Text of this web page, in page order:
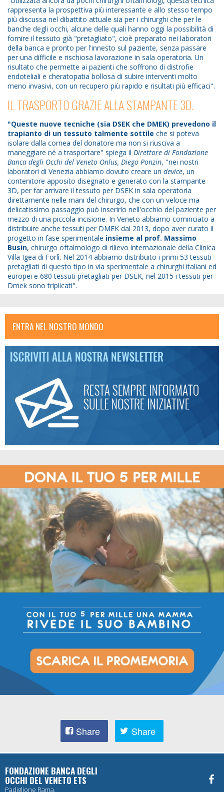
rappresenta la prospettiva più interessante e allo stesso tempo
più discussa nel dibattito attuale sia per i chirurghi che per le
banche degli occhi, alcune delle quali hanno oggi la possibilità di
fornire il tessuto già "pretagliato", cioè preparato nei laboratori
della banca e pronto per l'innesto sul paziente, senza passare
per una difficile e rischiosa lavorazione in sala operatoria. Un
risultato che permette ai pazienti che soffrono di distrofie
endoteliali e cheratopatia bollosa di subire interventi molto
meno invasivi, con un recupero più rapido e risultati più efficaci".
IL TRASPORTO GRAZIE ALLA STAMPANTE 3D.
"Queste nuove tecniche (sia DSEK che DMEK) prevedono il
trapianto di un tessuto talmente sottile che si poteva
isolare dalla cornea del donatore ma non si riusciva a
maneggiare né a trasportare" spiega il Direttore di Fondazione
Banca degli Occhi del Veneto Onlus, Diego Ponzin, "nei nostri
laboratori di Venezia abbiamo dovuto creare un device, un
contenitore apposito disegnato e generato con la stampante
3D, per far arrivare il tessuto per DSEK in sala operatoria
direttamente nelle mani del chirurgo, che con un veloce ma
delicatissimo passaggio può inserirlo nell'occhio del paziente per
mezzo di una piccola incisione. In Veneto abbiamo cominciato a
distribuire anche tessuti per DMEK dal 2013, dopo aver curato il
progetto in fase sperimentale insieme al prof. Massimo
Busin, chirurgo oftalmologo di rilievo internazionale della Clinica
Villa Igea di Forlì. Nel 2014 abbiamo distribuito i primi 53 tessuti
pretagliati di questo tipo in via sperimentale a chirurghi italiani ed
europei e 680 tessuti pretagliati per DSEK, nel 2015 i tessuti per
Dmek sono triplicati".
ENTRA NEL NOSTRO MONDO
Share Share
FONDAZIONE BANCA DEGLI
OCCHI DEL VENETO ETS
Padiglione Rama,